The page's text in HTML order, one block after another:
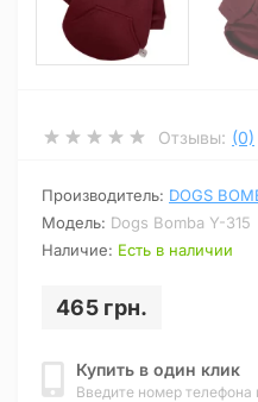
Отзывы: (0)
Производитель: DOGS
Модель: Dogs Bomba Y-315
Наличие: Есть в наличии
465 грн.
Купить в один клик
Введите номер